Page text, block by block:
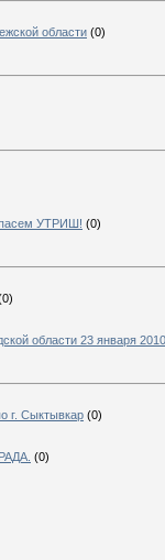
области (0)
УТРИШ! (0)
области 23 января 2010
г. Сыктывкар (0)
(0)